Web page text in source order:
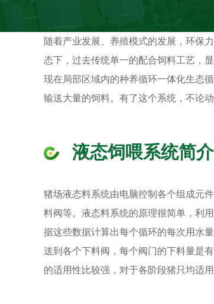
随着产业发展、养殖模式的发展，环保
态下，过去传统单一的配合饲料工艺，
现在局部区域内的种养循环一体化生态
输送大量的饲料。有了这个系统，不论
液态饲喂系统简介
猪场液态料系统由电脑控制各个组成元
料阀等。液态料系统的原理很简单，利
据这些数据计算出每个循环的每次用水
送到各个下料阀，每个阀门的下料量是
的适用性比较强，对于各阶段猪只均适用